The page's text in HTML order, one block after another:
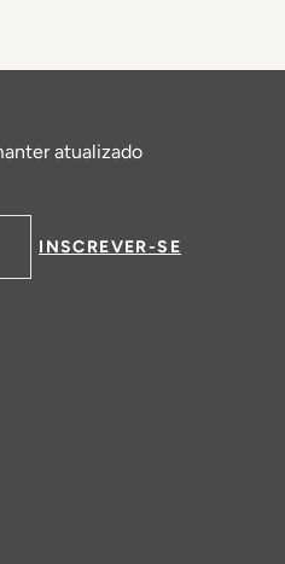
atualizado
INSCREVER-SE